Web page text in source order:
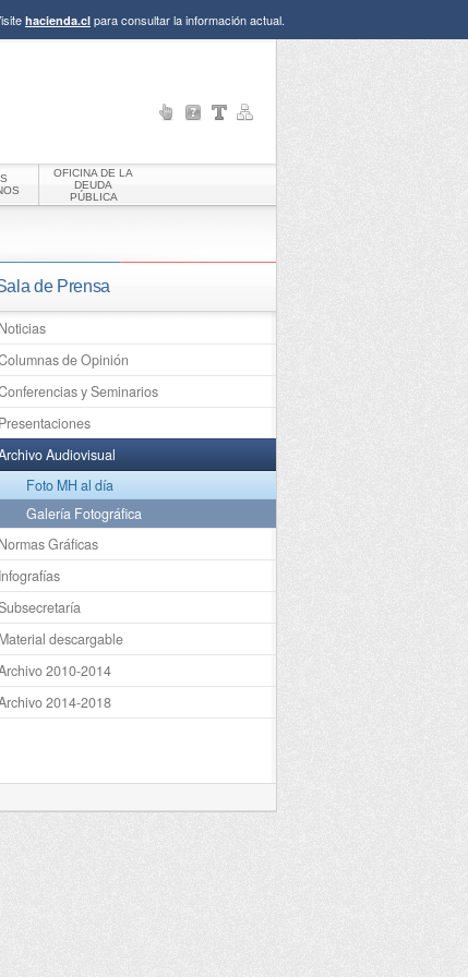
hacienda.cl para consultar la información actual.
OFICINA DE LA
DEUDA
PÚBLICA
de Prensa
Noticias
de Opinión
y Seminarios
Presentaciones
Audiovisual
Foto MH al día
Galería Fotográfica
Normas Gráficas
Infografías
Material descargable
2010-2014
2014-2018